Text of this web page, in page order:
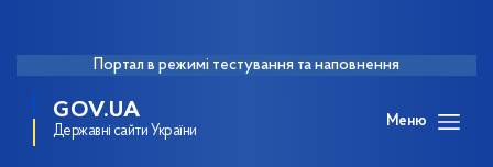
Портал в режимі тестування та наповнення
GOV.UA
Державні сайти України
Меню